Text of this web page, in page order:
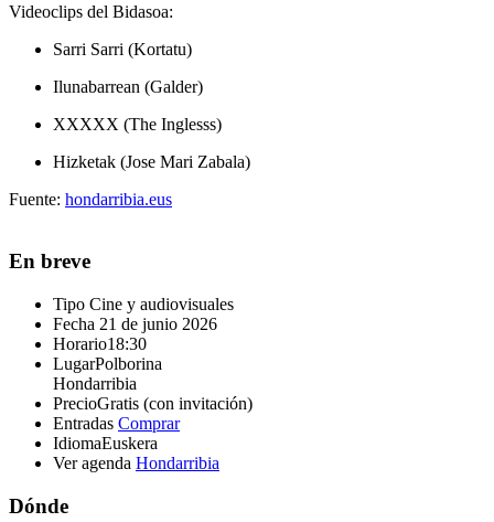
Videoclips del Bidasoa:
Sarri Sarri (Kortatu)
Ilunabarrean (Galder)
XXXXX (The Inglesss)
Hizketak (Jose Mari Zabala)
Fuente: hondarribia.eus
En breve
Tipo Cine y audiovisuales
Fecha 21 de junio 2026
Horario18:30
LugarPolborina
Hondarribia
PrecioGratis (con invitación)
Entradas Comprar
IdiomaEuskera
Ver agenda Hondarribia
Dónde